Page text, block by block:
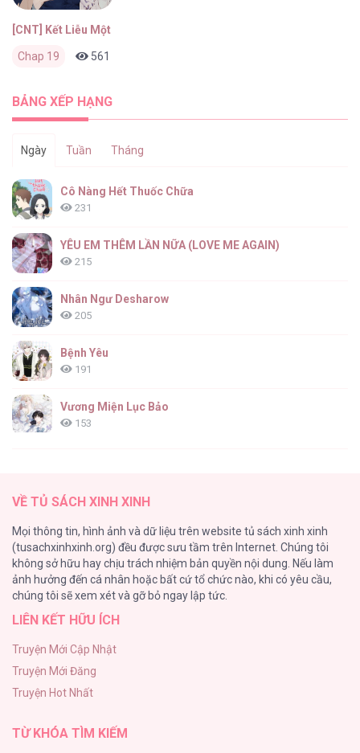
[CNT] Kết Liễu Một Vị Thần
Chap 19 561
BẢNG XẾP HẠNG
Ngày Tuần Tháng
Cô Nàng Hết Thuốc Chữa
231
YÊU EM THÊM LẦN NỮA (LOVE ME AGAIN)
215
Nhân Ngư Desharow
205
Bệnh Yêu
191
Vương Miện Lục Bảo
153
132
ONESHOT CHỊCH
118
Kiếp Này Ta Sẽ Trở Thành Gia Chủ
Mùa Xuân Hoa Nở
103
VỀ TỦ SÁCH XINH XINH
Mọi thông tin, hình ảnh và dữ liệu trên website tủ sách xinh xinh
(tusachxinhxinh.org) đều được sưu tầm trên Internet. Chúng tôi
không sở hữu hay chịu trách nhiệm bản quyền nội dung. Nếu làm
ảnh hưởng đến cá nhân hoặc bất cứ tổ chức nào, khi có yêu cầu,
chúng tôi sẽ xem xét và gỡ bỏ ngay lập tức.
LIÊN KẾT HỮU ÍCH
Truyện Mới Cập Nhật
Truyện Mới Đăng
Truyện Hot Nhất
TỪ KHÓA TÌM KIẾM